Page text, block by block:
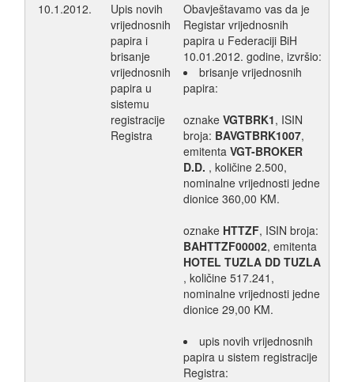
10.1.2012.
Upis novih
vrijednosnih
papira i
brisanje
vrijednosnih
papira u
sistemu
registracije
Registra
Obavještavamo vas da je
Registar vrijednosnih
papira u Federaciji BiH
10.01.2012. godine, izvršio:
brisanje vrijednosnih
papira:
oznake VGTBRK1, ISIN
broja: BAVGTBRK1007,
emitenta VGT-BROKER
D.D. , količine 2.500,
nominalne vrijednosti jedne
dionice 360,00 KM.
oznake HTTZF, ISIN broja:
BAHTTZF00002, emitenta
HOTEL TUZLA DD TUZLA
, količine 517.241,
nominalne vrijednosti jedne
dionice 29,00 KM.
upis novih vrijednosnih
papira u sistem registracije
Registra: